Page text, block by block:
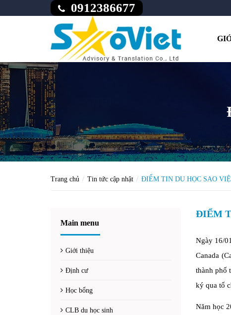
0912386677
Trang chủ Tin tức cập nhật ĐIỂM TIN DU HỌC SAO
Main menu
Giới thiệu
Định cư
Học bổng
CLB du học sinh
ĐIỂM
Ngày 16/
Canada
thành phố
ký qua tổ
Năm học